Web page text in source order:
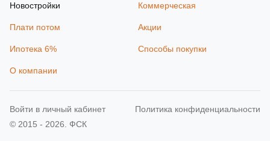
Новостройки Коммерческая
Плати потом Акции
Ипотека 6% Способы покупки
О компании
© 2015 - 2026. ФСК
Политика конфиденциальности
Войти в личный кабинет